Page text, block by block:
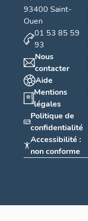
93400 Saint-
Ouen
01 53 85 59
93
Nous
contacter
Aide
Mentions
légales
Politique de
confidentialité
Accessibilité :
non conforme